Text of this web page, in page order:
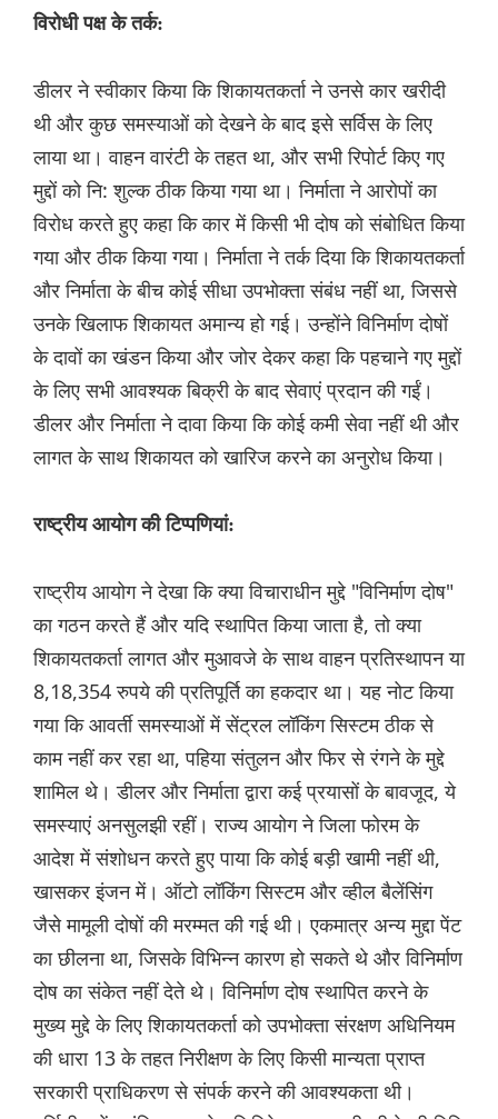
विरोधी पक्ष के तर्क:
डीलर ने स्वीकार किया कि शिकायतकर्ता ने उनसे कार खरीदी
थी और कुछ समस्याओं को देखने के बाद इसे सर्विस के लिए
लाया था। वाहन वारंटी के तहत था, और सभी रिपोर्ट किए गए
मुद्दों को नि: शुल्क ठीक किया गया था। निर्माता ने आरोपों का
विरोध करते हुए कहा कि कार में किसी भी दोष को संबोधित किया
गया और ठीक किया गया। निर्माता ने तर्क दिया कि शिकायतकर्ता
और निर्माता के बीच कोई सीधा उपभोक्ता संबंध नहीं था, जिससे
उनके खिलाफ शिकायत अमान्य हो गई। उन्होंने विनिर्माण दोषों
के दावों का खंडन किया और जोर देकर कहा कि पहचाने गए मुद्दों
के लिए सभी आवश्यक बिक्री के बाद सेवाएं प्रदान की गईं।
डीलर और निर्माता ने दावा किया कि कोई कमी सेवा नहीं थी और
लागत के साथ शिकायत को खारिज करने का अनुरोध किया।
राष्ट्रीय आयोग की टिप्पणियां:
राष्ट्रीय आयोग ने देखा कि क्या विचाराधीन मुद्दे "विनिर्माण दोष"
का गठन करते हैं और यदि स्थापित किया जाता है, तो क्या
शिकायतकर्ता लागत और मुआवजे के साथ वाहन प्रतिस्थापन या
8,18,354 रुपये की प्रतिपूर्ति का हकदार था। यह नोट किया
गया कि आवर्ती समस्याओं में सेंट्रल लॉकिंग सिस्टम ठीक से
काम नहीं कर रहा था, पहिया संतुलन और फिर से रंगने के मुद्दे
शामिल थे। डीलर और निर्माता द्वारा कई प्रयासों के बावजूद, ये
समस्याएं अनसुलझी रहीं। राज्य आयोग ने जिला फोरम के
आदेश में संशोधन करते हुए पाया कि कोई बड़ी खामी नहीं थी,
खासकर इंजन में। ऑटो लॉकिंग सिस्टम और व्हील बैलेंसिंग
जैसे मामूली दोषों की मरम्मत की गई थी। एकमात्र अन्य मुद्दा पेंट
का छीलना था, जिसके विभिन्न कारण हो सकते थे और विनिर्माण
दोष का संकेत नहीं देते थे। विनिर्माण दोष स्थापित करने के
मुख्य मुद्दे के लिए शिकायतकर्ता को उपभोक्ता संरक्षण अधिनियम
की धारा 13 के तहत निरीक्षण के लिए किसी मान्यता प्राप्त
सरकारी प्राधिकरण से संपर्क करने की आवश्यकता थी।